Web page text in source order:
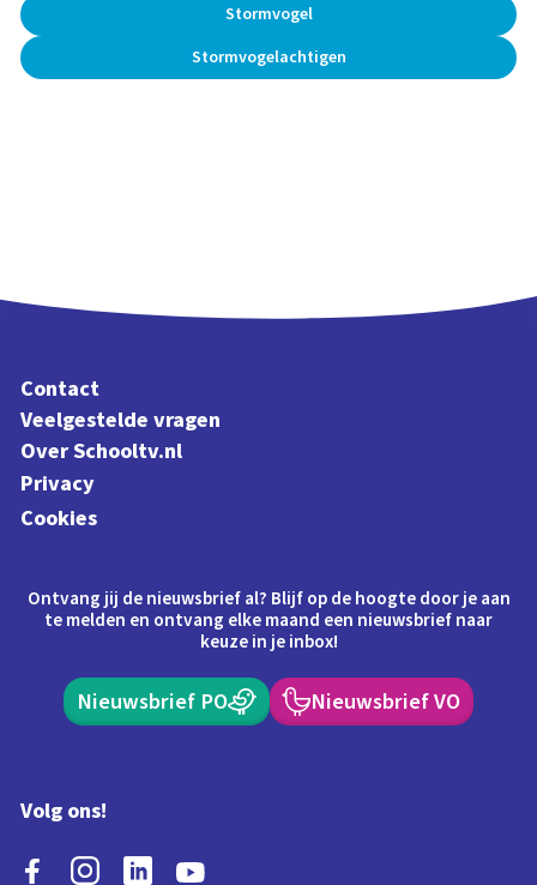
Stormvogel
Stormvogelachtigen
Contact
Veelgestelde vragen
Over Schooltv.nl
Privacy
Cookies
Ontvang jij de nieuwsbrief al? Blijf op de hoogte door je aan
te melden en ontvang elke maand een nieuwsbrief naar
keuze in je inbox!
Nieuwsbrief PO Nieuwsbrief VO
Volg ons!